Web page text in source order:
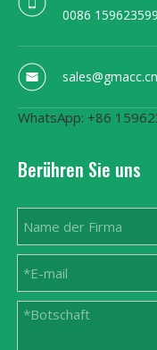
0086
sales@gmacc.cn
WhatsApp: +86
Berühren Sie uns